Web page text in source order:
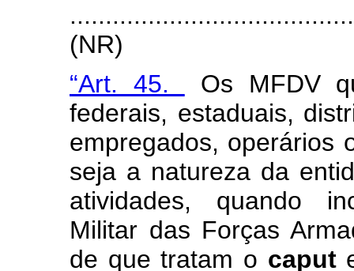
(NR)
“Art. 45.
Os MFDV
federais, estaduais,
empregados, operários
seja a natureza da
atividades, quando
Militar das Forças
de que tratam o caput